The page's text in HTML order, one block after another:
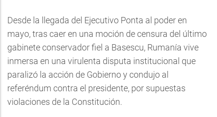
Desde la llegada del Ejecutivo Ponta al poder en
mayo, tras caer en una moción de censura del último
gabinete conservador fiel a Basescu, Rumanía vive
inmersa en una virulenta disputa institucional que
paralizó la acción de Gobierno y condujo al
referéndum contra el presidente, por supuestas
violaciones de la Constitución.